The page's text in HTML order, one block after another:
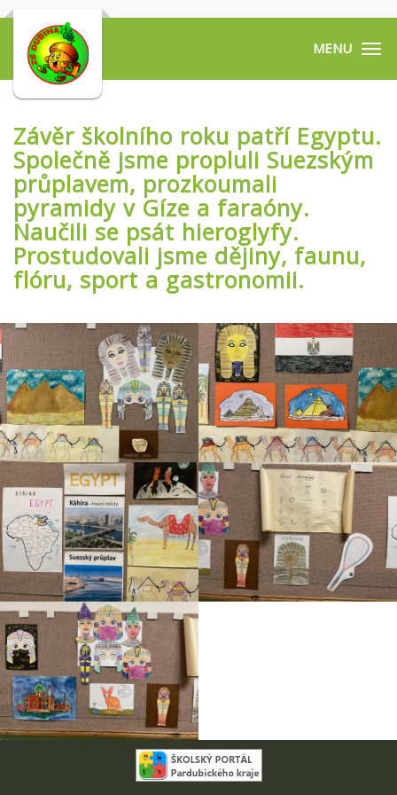
Závěr školního roku patří Egyptu.
Společně jsme propluli Suezským
průplavem, prozkoumali
pyramidy v Gíze a faraóny.
Naučili se psát hieroglyfy.
Prostudovali jsme dějiny, faunu,
flóru, sport a gastronomii.